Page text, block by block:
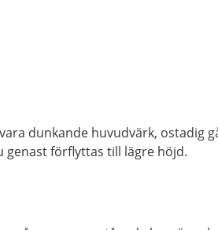
dunkande huvudvärk, ostadig
förflyttas till lägre höjd.